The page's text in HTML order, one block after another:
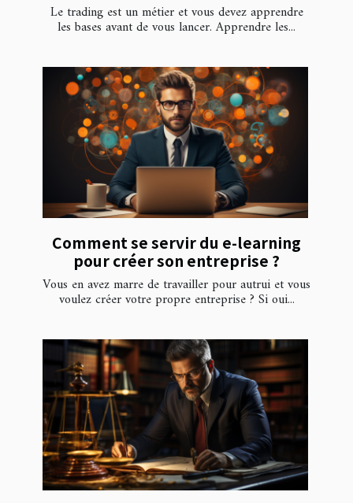
Le trading est un métier et vous devez apprendre
les bases avant de vous lancer. Apprendre les...
Comment se servir du e-learning
pour créer son entreprise ?
Vous en avez marre de travailler pour autrui et vous
voulez créer votre propre entreprise ? Si oui...